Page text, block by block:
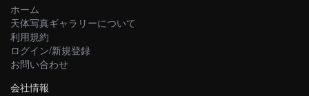
ホーム
天体写真ギャラリーについて
利用規約
ログイン/新規登録
お問い合わせ
会社情報